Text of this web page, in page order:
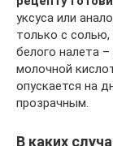
уксуса или
только с солью,
белого налета
молочной
опускается на
прозрачным.
В каких